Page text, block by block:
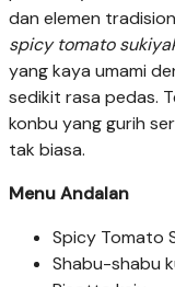
dan elemen
spicy tomato
yang kaya umami
sedikit rasa pedas.
konbu yang gurih
tak biasa.
Menu Andalan
Spicy Tomato
Shabu-shabu